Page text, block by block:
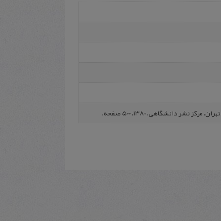
نشر دانشگاهی، 1380، 500 صفحه.